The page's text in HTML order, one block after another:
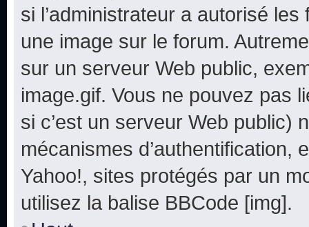
si l’administrateur a autorisé
une image sur le forum.
sur un serveur Web public,
image.gif. Vous ne pouvez pas
si c’est un serveur Web public)
mécanismes d’authentification,
Yahoo!, sites protégés par un
utilisez la balise BBCode [img].